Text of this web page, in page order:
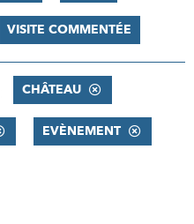
VISITE COMMENTÉE
CHÂTEAU
EVÈNEMENT